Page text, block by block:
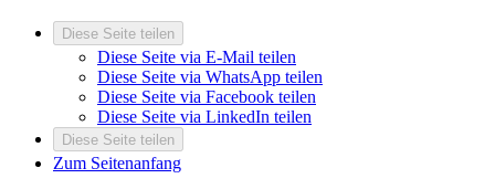
Diese Seite teilen
Diese Seite via E-Mail teilen
Diese Seite via WhatsApp teilen
Diese Seite via Facebook teilen
Diese Seite via LinkedIn teilen
Diese Seite teilen
Zum Seitenanfang